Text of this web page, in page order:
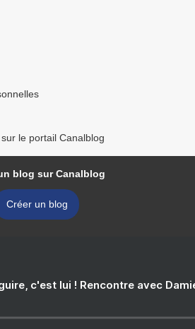
le portail Canalblog
blog sur Canalblog
Créer un blog
c'est lui ! Rencontre avec